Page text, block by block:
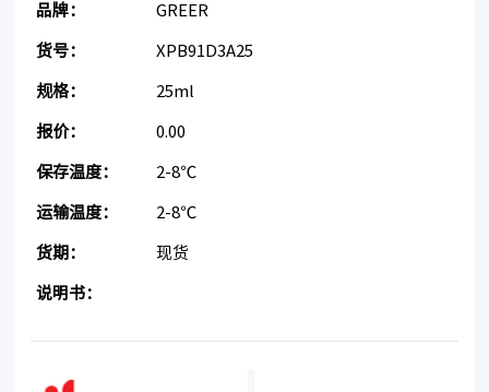
品牌： GREER
货号： XPB91D3A25
规格： 25ml
报价： 0.00
保存温度： 2-8℃
运输温度： 2-8℃
货期： 现货
说明书：